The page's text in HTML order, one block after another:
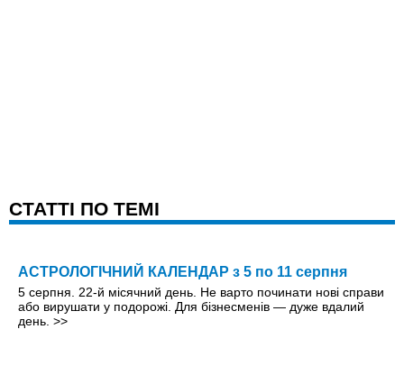
CТАТТІ ПО ТЕМІ
АСТРОЛОГІЧНИЙ КАЛЕНДАР з 5 по 11 серпня
5 серпня. 22-й місячний день. Не варто починати нові справи
або вирушати у подорожі. Для бізнесменів — дуже вдалий
день. >>